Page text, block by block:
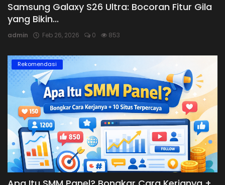
Samsung Galaxy S26 Ultra: Bocoran Fitur Gila
yang Bikin...
admin Feb 26, 2026 0 853
Rekomendasi